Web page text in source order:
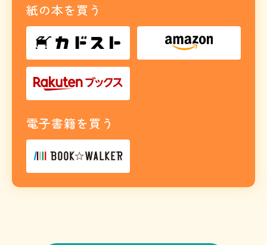
紙の本を買う
電子書籍を買う